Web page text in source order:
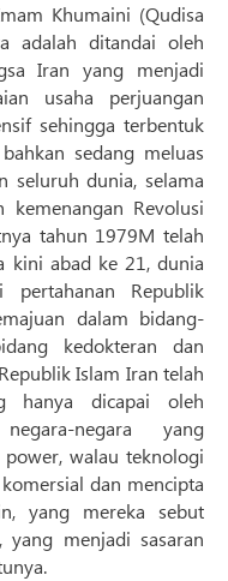
Khumaini (Qudisa
adalah ditandai oleh
Iran yang menjadi
usaha perjuangan
sehingga terbentuk
sedang meluas
seluruh dunia, selama
Revolusi
tahun 1979M telah
kini abad ke 21, dunia
pertahanan Republik
dalam bidang-
kedokteran dan
Islam Iran telah
hanya dicapai oleh
negara yang
walau teknologi
dan mencipta
yang mereka sebut
menjadi sasaran